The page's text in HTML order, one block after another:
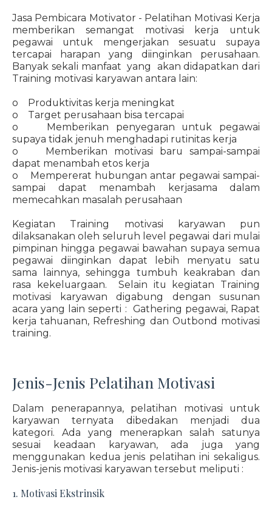
Jasa Pembicara Motivator - Pelatihan Motivasi Kerja
memberikan semangat motivasi kerja untuk
pegawai untuk mengerjakan sesuatu supaya
tercapai harapan yang diinginkan perusahaan.
Banyak sekali manfaat yang akan didapatkan dari
Training motivasi karyawan antara lain:
o Produktivitas kerja meningkat
o Target perusahaan bisa tercapai
o Memberikan penyegaran untuk pegawai
supaya tidak jenuh menghadapi rutinitas kerja
o Memberikan motivasi baru sampai-sampai
dapat menambah etos kerja
o Mempererat hubungan antar pegawai sampai-
sampai dapat menambah kerjasama dalam
memecahkan masalah perusahaan
Kegiatan Training motivasi karyawan pun
dilaksanakan oleh seluruh level pegawai dari mulai
pimpinan hingga pegawai bawahan supaya semua
pegawai diinginkan dapat lebih menyatu satu
sama lainnya, sehingga tumbuh keakraban dan
rasa kekeluargaan. Selain itu kegiatan Training
motivasi karyawan digabung dengan susunan
acara yang lain seperti : Gathering pegawai, Rapat
kerja tahuanan, Refreshing dan Outbond motivasi
training.
Jenis-Jenis Pelatihan Motivasi
Dalam penerapannya, pelatihan motivasi untuk
karyawan ternyata dibedakan menjadi dua
kategori. Ada yang menerapkan salah satunya
sesuai keadaan karyawan, ada juga yang
menggunakan kedua jenis pelatihan ini sekaligus.
Jenis-jenis motivasi karyawan tersebut meliputi :
1. Motivasi Ekstrinsik